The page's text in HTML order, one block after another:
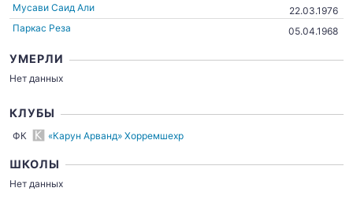
Мусави Саид Али
22.03.1976
Паркас Реза
05.04.1968
УМЕРЛИ
Нет данных
КЛУБЫ
ФК «Карун Арванд» Хорремшехр
ШКОЛЫ
Нет данных